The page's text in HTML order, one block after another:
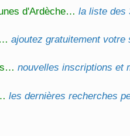
d'Ardèche… la liste des
ajoutez gratuitement
nouvelles inscriptions et
les dernières recherches